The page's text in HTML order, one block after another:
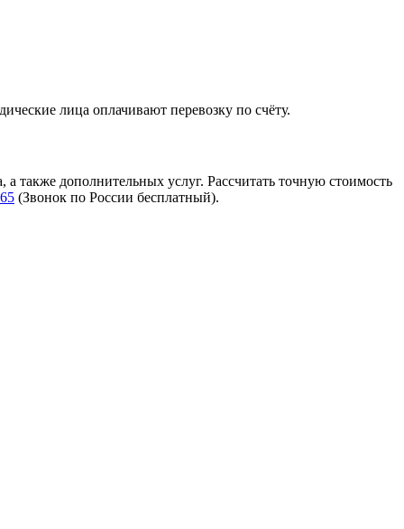
лица оплачивают перевозку по счёту.
также дополнительных услуг. Рассчитать точную стоимость
(Звонок по России бесплатный).